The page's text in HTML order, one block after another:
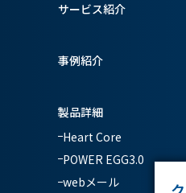
サービス紹介
事例紹介
製品詳細
Heart Core
POWER EGG3.0
webメール